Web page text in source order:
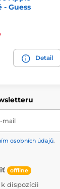
- Guess
Detail
mail
osobních údajů.
offline
dispozícii